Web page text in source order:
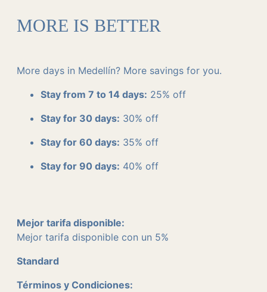
MORE IS BETTER
More days in Medellín? More savings for you.
Stay from 7 to 14 days: 25% off
Stay for 30 days: 30% off
Stay for 60 days: 35% off
Stay for 90 days: 40% off
Mejor tarifa disponible:
Mejor tarifa disponible con un 5%
Standard
Términos y Condiciones: